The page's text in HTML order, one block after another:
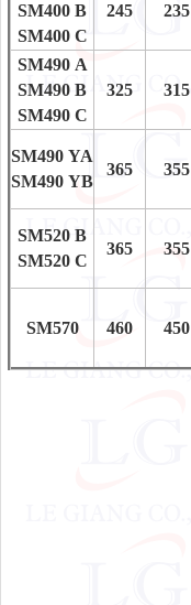
SM400 B
SM400 C
245 235
SM490 A
SM490 B
SM490 C
325 315
SM490 YA
SM490 YB
365 355
SM520 B
SM520 C
365 355
SM570 460 450